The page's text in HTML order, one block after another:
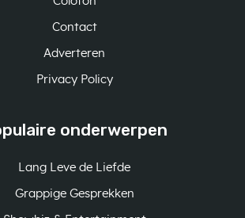
Contact
Adverteren
Privacy Policy
onderwerpen
Lang Leve de Liefde
Grappige Gesprekken